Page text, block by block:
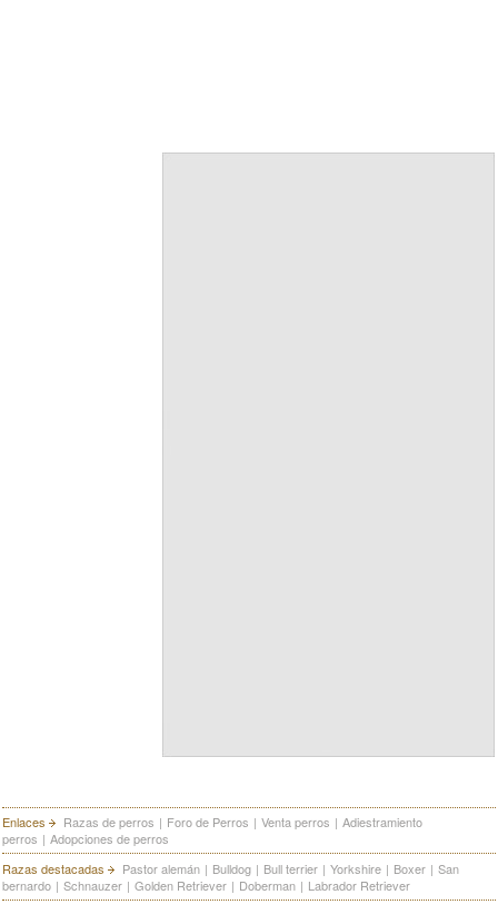
Enlaces Razas de perros | Foro de Perros | Venta perros | Adiestramiento
perros | Adopciones de perros
Razas destacadas
Pastor alemán | Bulldog | Bull terrier | Yorkshire | Boxer | San
bernardo | Schnauzer | Golden Retriever | Doberman | Labrador Retriever